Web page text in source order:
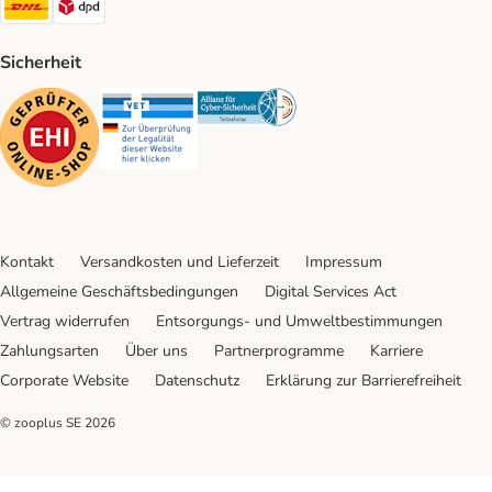
Sicherheit
Security Security Security
Kontakt Versandkosten und Lieferzeit
Impressum
Allgemeine Geschäftsbedingungen
Digital Services Act
Vertrag widerrufen
Entsorgungs- und Umweltbestimmungen
Zahlungsarten
Über uns Partnerprogramme
Karriere
Corporate Website
Datenschutz Erklärung zur Barrierefreiheit
© zooplus SE 2026